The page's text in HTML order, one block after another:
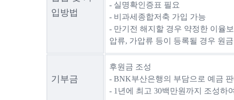
입방법
- 실명확인증표 필요
- 비과세종합저축 가입 가능
- 만기전 해지할 경우 약정한 이율
압류, 가압류 등이 등록될 경우 원
기부금
후원금 조성
- BNK부산은행의 부담으로 예금
- 1년에 최고 30백만원까지 조성하